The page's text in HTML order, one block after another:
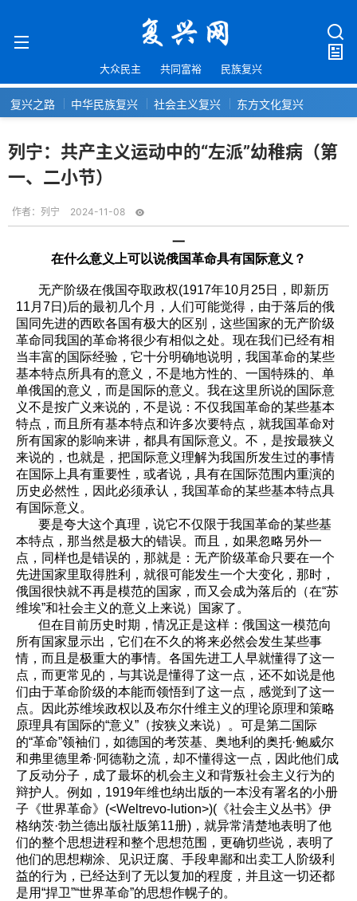
大众民主 共同富裕 民族复兴
复兴之路 中华民族复兴 社会主义复兴 东方文化复兴
列宁：共产主义运动中的“左派”幼稚病（第
一、二小节）
作者： 列宁 2024-11-08
一
在什么意义上可以说俄国革命具有国际意义？
无产阶级在俄国夺取政权(1917年10月25日，即新历
11月7日)后的最初几个月，人们可能觉得，由于落后的俄
国同先进的西欧各国有极大的区别，这些国家的无产阶级
革命同我国的革命将很少有相似之处。现在我们已经有相
当丰富的国际经验，它十分明确地说明，我国革命的某些
基本特点所具有的意义，不是地方性的、一国特殊的、单
单俄国的意义，而是国际的意义。我在这里所说的国际意
义不是按广义来说的，不是说：不仅我国革命的某些基本
特点，而且所有基本特点和许多次要特点，就我国革命对
所有国家的影响来讲，都具有国际意义。不，是按最狭义
来说的，也就是，把国际意义理解为我国所发生过的事情
在国际上具有重要性，或者说，具有在国际范围内重演的
历史必然性，因此必须承认，我国革命的某些基本特点具
有国际意义。
要是夸大这个真理，说它不仅限于我国革命的某些基
本特点，那当然是极大的错误。而且，如果忽略另外一
点，同样也是错误的，那就是：无产阶级革命只要在一个
先进国家里取得胜利，就很可能发生一个大变化，那时，
俄国很快就不再是模范的国家，而又会成为落后的（在“苏
维埃”和社会主义的意义上来说）国家了。
但在目前历史时期，情况正是这样：俄国这一模范向
所有国家显示出，它们在不久的将来必然会发生某些事
情，而且是极重大的事情。各国先进工人早就懂得了这一
点，而更常见的，与其说是懂得了这一点，还不如说是他
们由于革命阶级的本能而领悟到了这一点，感觉到了这一
点。因此苏维埃政权以及布尔什维主义的理论原理和策略
原理具有国际的“意义”（按狭义来说）。可是第二国际
的“革命”领袖们，如德国的考茨基、奥地利的奥托·鲍威尔
和弗里德里希·阿德勒之流，却不懂得这一点，因此他们成
了反动分子，成了最坏的机会主义和背叛社会主义行为的
辩护人。例如，1919年维也纳出版的一本没有署名的小册
子《世界革命》(<Weltrevo-lution>)(《社会主义丛书》伊
格纳茨·勃兰德出版社版第11册)，就异常清楚地表明了他
们的整个思想进程和整个思想范围，更确切些说，表明了
他们的思想糊涂、见识迂腐、手段卑鄙和出卖工人阶级利
益的行为，已经达到了无以复加的程度，并且这一切还都
是用“捍卫”“世界革命”的思想作幌子的。